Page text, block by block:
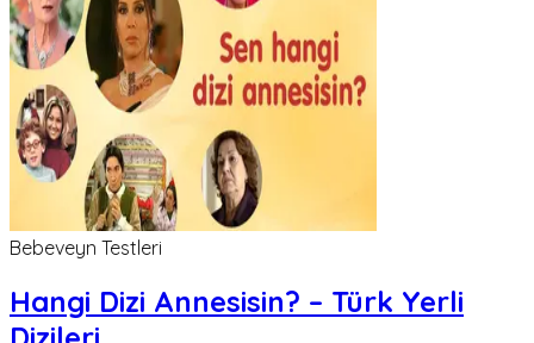
Bebeveyn Testleri
Hangi Dizi Annesisin? – Türk Yerli